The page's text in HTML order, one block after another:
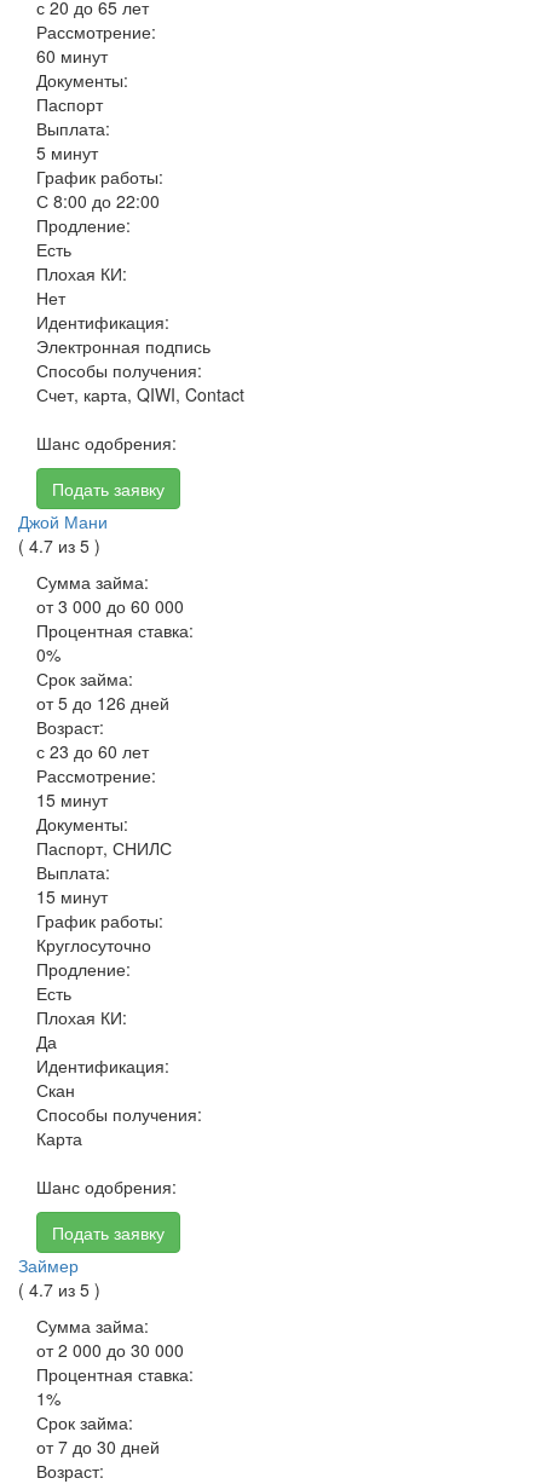
с 20 до 65 лет
Рассмотрение:
60 минут
Документы:
Паспорт
Выплата:
5 минут
График работы:
С 8:00 до 22:00
Продление:
Есть
Плохая КИ:
Нет
Идентификация:
Электронная подпись
Способы получения:
Счет, карта, QIWI, Contact
Шанс одобрения:
Подать заявку
Джой Мани
( 4.7 из 5 )
Сумма займа:
от 3 000 до 60 000
Процентная ставка:
0%
Срок займа:
от 5 до 126 дней
Возраст:
с 23 до 60 лет
Рассмотрение:
15 минут
Документы:
Паспорт, СНИЛС
Выплата:
15 минут
График работы:
Круглосуточно
Продление:
Есть
Плохая КИ:
Да
Идентификация:
Скан
Способы получения:
Карта
Шанс одобрения:
Подать заявку
Займер
( 4.7 из 5 )
Сумма займа:
от 2 000 до 30 000
Процентная ставка:
1%
Срок займа:
от 7 до 30 дней
Возраст: